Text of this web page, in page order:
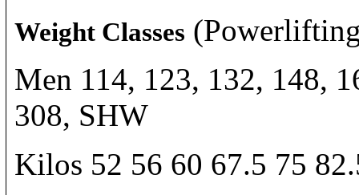
Weight Classes
Men 114, 123, 132, 148,
308, SHW
Kilos 52 56 60 67.5 75